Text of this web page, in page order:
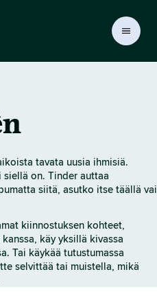
tavata uusia ihmisiä.
on. Tinder auttaa
siitä, asutko itse täällä vai
kiinnostuksen kohteet,
käy yksillä kivassa
Tai käykää tutustumassa
selvittää tai muistella, mikä